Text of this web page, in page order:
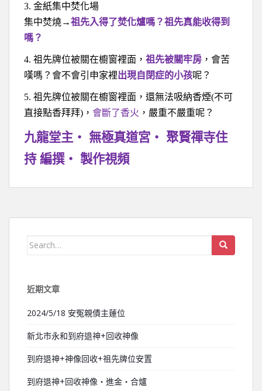
3. 金紙集中焚化場
集中焚燒→祖先入得了焚化爐嗎？祖先真能收得到
嗎？
4. 祖先牌位被關在櫥窗裡面， 祖先被關牢房 ，會苦
嘆嗎？會不會引申家裡出現自閉症的小孩呢？
5. 祖先牌位被關在櫥窗裡面，還無法吸納香煙(不可
直接點香拜拜) ， 會斷了香火 ，嚴重不嚴重呢？
九龍堂主 ‧ 無極真道宮 ‧ 聚賢禪寺住
持 編撰‧ 製作視頻
Search for:
近期文章
2024/5/18 安冤親債主蓮位
新北市永和到府退神+回收神像
到府退神+神像回收+祖先牌位安置
到府退神+回收神像‧進金‧合爐